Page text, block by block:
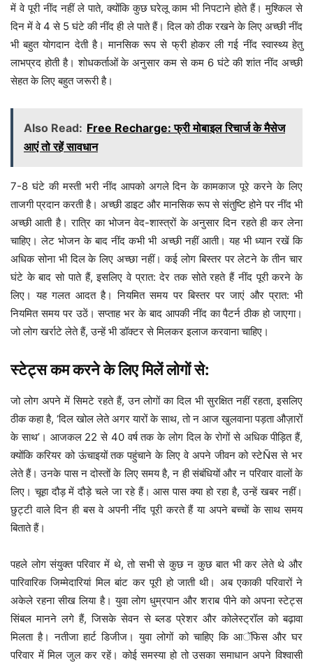
में वे पूरी नींद नहीं ले पाते, क्योंकि कुछ घरेलू काम भी निपटाने होते हैं। मुश्किल से
दिन में वे 4 से 5 घंटे की नींद ही ले पाते हैं। दिल को ठीक रखने के लिए अच्छी नींद
भी बहुत योगदान देती है। मानसिक रूप से फ्री होकर ली गई नींद स्वास्थ्य हेतु
लाभप्रद होती है। शोधकर्ताओं के अनुसार कम से कम 6 घंटे की शांत नींद अच्छी
सेहत के लिए बहुत जरूरी है।
Also Read: Free Recharge: फ्री मोबाइल रिचार्ज के मैसेज
आएं तो रहें सावधान
7-8 घंटे की मस्ती भरी नींद आपको अगले दिन के कामकाज पूरे करने के लिए
ताजगी प्रदान करती है। अच्छी डाइट और मानसिक रूप से संतुष्टि होने पर नींद भी
अच्छी आती है। रात्रि का भोजन वेद-शास्त्रों के अनुसार दिन रहते ही कर लेना
चाहिए। लेट भोजन के बाद नींद कभी भी अच्छी नहीं आती। यह भी ध्यान रखें कि
अधिक सोना भी दिल के लिए अच्छा नहीं। कई लोग बिस्तर पर लेटने के तीन चार
घंटे के बाद सो पाते हैं, इसलिए वे प्रात: देर तक सोते रहते हैं नींद पूरी करने के
लिए। यह गलत आदत है। नियमित समय पर बिस्तर पर जाएं और प्रात: भी
नियमित समय पर उठें। सप्ताह भर के बाद आपकी नींद का पैटर्न ठीक हो जाएगा।
जो लोग खर्राटे लेते हैं, उन्हें भी डॉक्टर से मिलकर इलाज करवाना चाहिए।
स्टेट्स कम करने के लिए मिलें लोगों से:
जो लोग अपने में सिमटे रहते हैं, उन लोगों का दिल भी सुरक्षित नहीं रहता, इसलिए
ठीक कहा है, ‘दिल खोल लेते अगर यारों के साथ, तो न आज खुलवाना पड़ता औज़ारों
के साथ’। आजकल 22 से 40 वर्ष तक के लोग दिल के रोगों से अधिक पीड़ित हैं,
क्योंकि करियर को ऊंचाइयों तक पहुंचाने के लिए वे अपने जीवन को स्टेÑस से भर
लेते हैं। उनके पास न दोस्तों के लिए समय है, न ही संबंधियों और न परिवार वालों के
लिए। चूहा दौड़ में दौड़े चले जा रहे हैं। आस पास क्या हो रहा है, उन्हें खबर नहीं।
छुट्टी वाले दिन ही बस वे अपनी नींद पूरी करते हैं या अपने बच्चों के साथ समय
बिताते हैं।
पहले लोग संयुक्त परिवार में थे, तो सभी से कुछ न कुछ बात भी कर लेते थे और
पारिवारिक जिम्मेदारियां मिल बांट कर पूरी हो जाती थी। अब एकाकी परिवारों ने
अकेले रहना सीख लिया है। युवा लोग धुम्रपान और शराब पीने को अपना स्टेट्स
सिंबल मानने लगे हैं, जिसके सेवन से ब्लड प्रेशर और कोलेस्ट्रॉल को बढ़ावा
मिलता है। नतीजा हार्ट डिजीज। युवा लोगों को चाहिए कि आॅफिस और घर
परिवार में मिल जुल कर रहें। कोई समस्या हो तो उसका समाधान अपने विश्वासी